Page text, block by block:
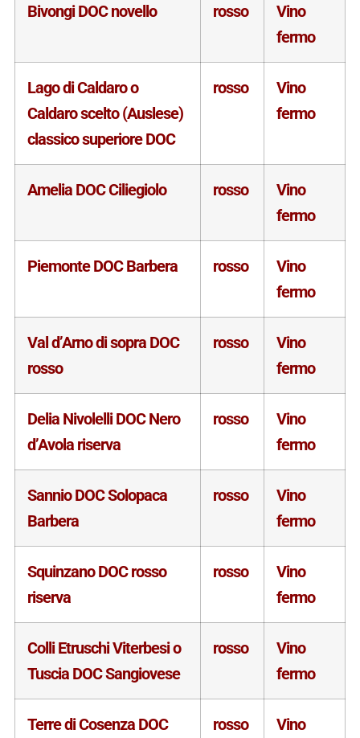
Bivongi DOC novello rosso
Vino
fermo
Lago di Caldaro o
Caldaro scelto (Auslese)
classico superiore DOC
rosso
Vino
fermo
Amelia DOC Ciliegiolo rosso
Vino
fermo
Piemonte DOC Barbera rosso
Vino
fermo
Val d’Arno di sopra DOC
rosso
rosso
Vino
fermo
Delia Nivolelli DOC Nero
d’Avola riserva
rosso
Vino
fermo
Sannio DOC Solopaca
Barbera
rosso
Vino
fermo
Squinzano DOC rosso
riserva
rosso
Vino
fermo
Colli Etruschi Viterbesi o
Tuscia DOC Sangiovese
rosso
Vino
fermo
Terre di Cosenza DOC
rosso
Vino